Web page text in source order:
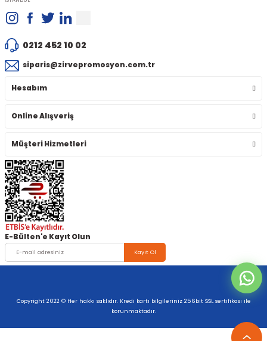
0212 452 10 02
siparis@zirvepromosyon.com.tr
Hesabım
Online Alışveriş
Müşteri Hizmetleri
E-Bülten'e Kayıt Olun
Kayıt Ol
Copyright 2022 © Her hakkı saklıdır. Kredi kartı bilgileriniz 256bit SSL sertifikası ile
korunmaktadır.